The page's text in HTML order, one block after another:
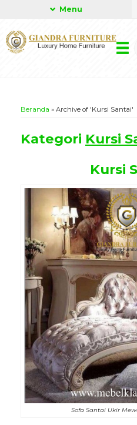
Menu
Beranda » Archive of 'Kursi Santai'
Kategori Kursi
Kursi
Sofa Santai Ukir